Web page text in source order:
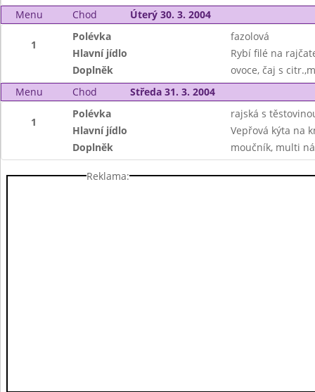
Menu
Chod Úterý 30. 3. 2004
1
Polévka
fazolová
Hlavní jídlo
Rybí filé na
Doplněk
ovoce, čaj s
Menu
Chod Středa 31. 3. 2004
1
Polévka
rajská s
Hlavní jídlo
Vepřová kýta na
Doplněk
moučník, multi
Reklama: